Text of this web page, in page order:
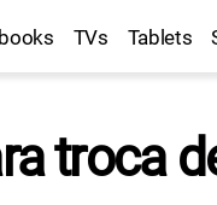
TVs Tablets
troca